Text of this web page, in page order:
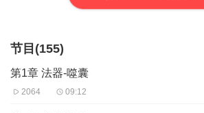
快。
免费AI，侵权删除致歉
节目(155)
第1章 法器-噬囊
2064 09:12